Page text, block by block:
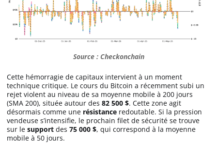
Apprendre
Indicateurs techniques
Investir
Meilleures plateformes
Meilleurs wallets
Source : Checkonchain
Cette hémorragie de capitaux intervient à un moment
technique critique. Le cours du Bitcoin a récemment subi un
rejet violent au niveau de sa moyenne mobile à 200 jours
(SMA 200), située autour des 82 500 $. Cette zone agit
désormais comme une résistance redoutable. Si la pression
vendeuse s’intensifie, le prochain filet de sécurité se trouve
sur le support des 75 000 $, qui correspond à la moyenne
mobile à 50 jours.